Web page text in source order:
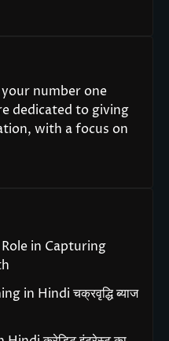
your number one
dedicated to giving
with a focus on
in Capturing
in Hindi चक्रवृद्धि ब्याज